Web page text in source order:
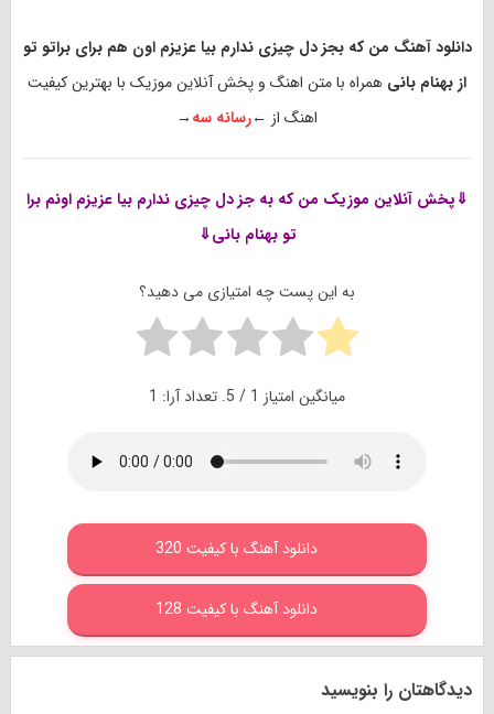
دانلود آهنگ من که بجز دل چیزی ندارم بیا عزیزم اون هم برای براتو تو
از بهنام بانی همراه با متن اهنگ و پخش آنلاین موزیک با بهترین کیفیت
اهنگ از ←رسانه سه→
⇓پخش آنلاین موزیک من که به جز دل چیزی ندارم بیا عزیزم اونم برا
تو بهنام بانی⇓
به این پست چه امتیازی می دهید؟
میانگین امتیاز 1 / 5. تعداد آرا: 1
دانلود آهنگ با کیفیت 320
دانلود آهنگ با کیفیت 128
دیدگاهتان را بنویسید